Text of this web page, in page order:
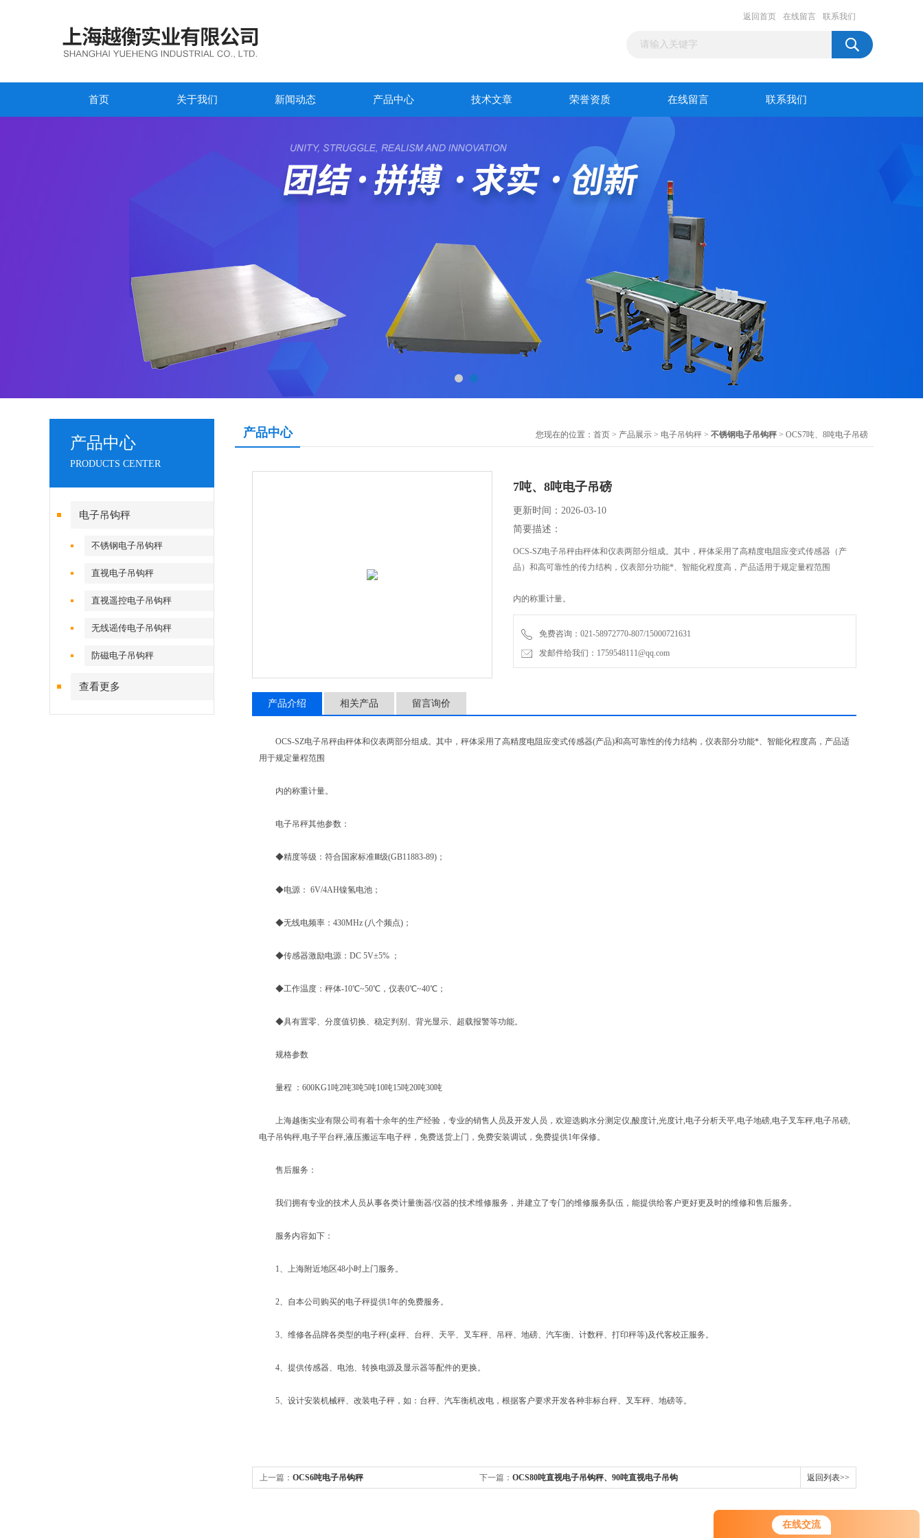
在线交流
返回首页 在线留言 联系我们
首页 关于我们 新闻动态 产品中心 技术文章 荣誉资质 在线留言 联系我们
产品中心
PRODUCTS CENTER
电子吊钩秤
不锈钢电子吊钩秤
直视电子吊钩秤
直视遥控电子吊钩秤
无线谣传电子吊钩秤
防磁电子吊钩秤
查看更多
产品中心 您现在的位置： 首页 > 产品展示 > 电子吊钩秤 > 不锈钢电子吊钩秤> OCS7吨、8吨电子吊磅
7吨、8吨电子吊磅
更新时间：2026-03-10
简要描述：
OCS-SZ电子吊秤由秤体和仪表两部分组成。其中，秤体采用了高精度电阻应变式传感器（产
品）和高可靠性的传力结构，仪表部分功能*、智能化程度高，产品适用于规定量程范围
内的称重计量。
免费咨询：021-58972770-807/15000721631
发邮件给我们：1759548111@qq.com
产品介绍 相关产品 留言询价
OCS-SZ电子吊秤由秤体和仪表两部分组成。其中，秤体采用了高精度电阻应变式传感器(产品)和高可靠性的传力结构，仪表部分功能*、智能化程度高，产品适
用于规定量程范围
内的称重计量。
电子吊秤其他参数：
◆精度等级：符合国家标准Ⅲ级(GB11883-89)；
◆电源： 6V/4AH镍氢电池；
◆无线电频率：430MHz (八个频点)；
◆传感器激励电源：DC 5V±5% ；
◆工作温度：秤体-10℃~50℃，仪表0℃~40℃；
◆具有置零、分度值切换、稳定判别、背光显示、超载报警等功能。
规格参数
量程 ：600KG1吨2吨3吨5吨10吨15吨20吨30吨
上海越衡实业有限公司有着十余年的生产经验，专业的销售人员及开发人员，欢迎选购水分测定仪,酸度计,光度计,电子分析天平,电子地磅,电子叉车秤,电子吊磅,
电子吊钩秤,电子平台秤,液压搬运车电子秤，免费送货上门，免费安装调试，免费提供1年保修。
售后服务：
我们拥有专业的技术人员从事各类计量衡器/仪器的技术维修服务，并建立了专门的维修服务队伍，能提供给客户更好更及时的维修和售后服务。
服务内容如下：
1、上海附近地区48小时上门服务。
2、自本公司购买的电子秤提供1年的免费服务。
3、维修各品牌各类型的电子秤(桌秤、台秤、天平、叉车秤、吊秤、地磅、汽车衡、计数秤、打印秤等)及代客校正服务。
4、提供传感器、电池、转换电源及显示器等配件的更换。
5、设计安装机械秤、改装电子秤，如：台秤、汽车衡机改电，根据客户要求开发各种非标台秤、叉车秤、地磅等。
上一篇： OCS6吨电子吊钩秤 下一篇： OCS80吨直视电子吊钩秤、90吨直视电子吊钩 返回列表>>